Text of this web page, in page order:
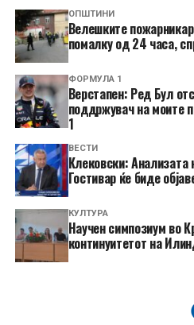
ОПШТИНИ
Велешките
помалку од 24 часа,
ФОРМУЛА 1
Верстапен: Ред Бул
поддржувач на моите
1
ВЕСТИ
Клековски: Анализата
Гостивар ќе биде
КУЛТУРА
Научен симпозиум во
континуитетот на